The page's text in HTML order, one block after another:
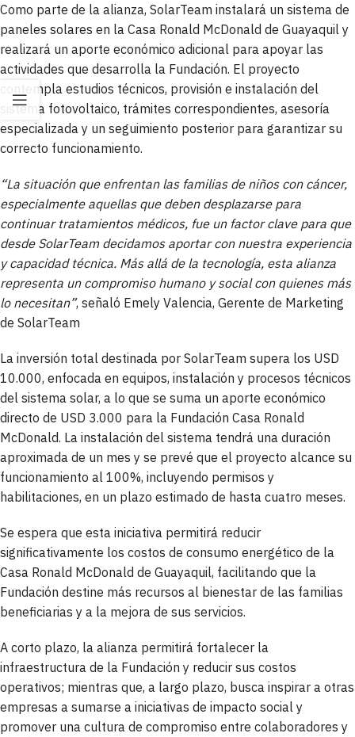
Como parte de la alianza, SolarTeam instalará un sistema de
paneles solares en la Casa Ronald McDonald de Guayaquil y
realizará un aporte económico adicional para apoyar las
actividades que desarrolla la Fundación. El proyecto
contempla estudios técnicos, provisión e instalación del
sistema fotovoltaico, trámites correspondientes, asesoría
especializada y un seguimiento posterior para garantizar su
correcto funcionamiento.
“La situación que enfrentan las familias de niños con cáncer,
especialmente aquellas que deben desplazarse para
continuar tratamientos médicos, fue un factor clave para que
desde SolarTeam decidamos aportar con nuestra experiencia
y capacidad técnica. Más allá de la tecnología, esta alianza
representa un compromiso humano y social con quienes más
lo necesitan”, señaló Emely Valencia, Gerente de Marketing
de SolarTeam
La inversión total destinada por SolarTeam supera los USD
10.000, enfocada en equipos, instalación y procesos técnicos
del sistema solar, a lo que se suma un aporte económico
directo de USD 3.000 para la Fundación Casa Ronald
McDonald. La instalación del sistema tendrá una duración
aproximada de un mes y se prevé que el proyecto alcance su
funcionamiento al 100%, incluyendo permisos y
habilitaciones, en un plazo estimado de hasta cuatro meses.
Se espera que esta iniciativa permitirá reducir
significativamente los costos de consumo energético de la
Casa Ronald McDonald de Guayaquil, facilitando que la
Fundación destine más recursos al bienestar de las familias
beneficiarias y a la mejora de sus servicios.
A corto plazo, la alianza permitirá fortalecer la
infraestructura de la Fundación y reducir sus costos
operativos; mientras que, a largo plazo, busca inspirar a otras
empresas a sumarse a iniciativas de impacto social y
promover una cultura de compromiso entre colaboradores y